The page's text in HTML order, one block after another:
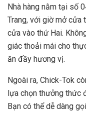
Nhà hàng nằm tại số
Trang, với giờ mở cửa
cửa vào thứ Hai.
giác thoải mái cho
ăn đầy hương vị.
Ngoài ra, Chick-Tok
lựa chọn thưởng thức
Bạn có thể dễ dàng